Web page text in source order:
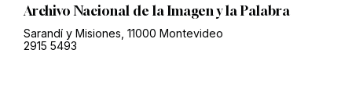
Archivo Nacional de la Imagen y la Palabra
Sarandí y Misiones, 11000 Montevideo
2915 5493